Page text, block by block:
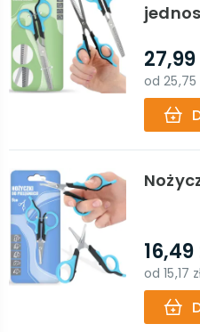
27,99
od25,75
16,49
od15,17